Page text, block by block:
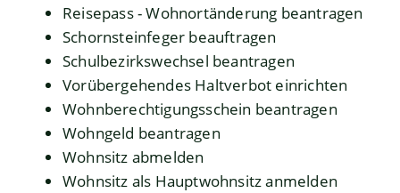
Reisepass - Wohnortänderung beantragen
Schornsteinfeger beauftragen
Schulbezirkswechsel beantragen
Vorübergehendes Haltverbot einrichten
Wohnberechtigungsschein beantragen
Wohngeld beantragen
Wohnsitz abmelden
Wohnsitz als Hauptwohnsitz anmelden